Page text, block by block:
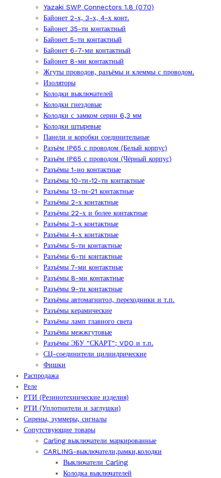
Yazaki SWP Connectors 1.8 (070)
Байонет 2-х, 3-х, 4-х конт.
Байонет 35-ти контактный
Байонет 5-ти контактный
Байонет 6-7-ми контактный
Байонет 8-ми контактный
Жгуты проводов, разъёмы и клеммы с проводом.
Изоляторы
Колодки выключателей
Колодки гнездовые
Колодки с замком серии 6,3 мм
Колодки штыревые
Панели и коробки соединительные
Разъём IP65 с проводом (Белый корпус)
Разъём IP65 с проводом (Чёрный корпус)
Разъёмы 1-но контактные
Разъёмы 10-ти-12-ти контактные
Разъёмы 13-ти-21 контактные
Разъёмы 2-х контактные
Разъёмы 22-х и более контактные
Разъёмы 3-х контактные
Разъёмы 4-х контактные
Разъёмы 5-ти контактные
Разъёмы 6-ти контактные
Разъёмы 7-ми контактные
Разъёмы 8-ми контактные
Разъёмы 9-ти контактные
Разъёмы автомагнитол, переходники и т.п.
Разъёмы керамические
Разъёмы ламп главного света
Разъёмы межжгутовые
Разъёмы ЭБУ "СКАРТ"; VDO и т.п.
СЦ-соединители цилиндрические
Фишки
Распродажа
Реле
РТИ (Резинотехнические изделия)
РТИ (Уплотнители и заглушки)
Сирены, зуммеры, сигналы
Сопутствующие товары
Carling выключатели маркированные
CARLING-выключатели,рамки,колодки
Выключатели Carling
Колодка выключателей